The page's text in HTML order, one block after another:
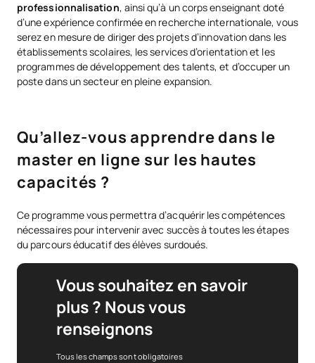
professionnalisation, ainsi qu’à un corps enseignant doté
d’une expérience confirmée en recherche internationale, vous
serez en mesure de diriger des projets d’innovation dans les
établissements scolaires, les services d’orientation et les
programmes de développement des talents, et d’occuper un
poste dans un secteur en pleine expansion.
Qu’allez-vous apprendre dans le
master en ligne sur les hautes
capacités ?
Ce programme vous permettra d’acquérir les compétences
nécessaires pour intervenir avec succès à toutes les étapes
du parcours éducatif des élèves surdoués.
Vous souhaitez en savoir
plus ? Nous vous
renseignons
Tous les champs sont obligatoires